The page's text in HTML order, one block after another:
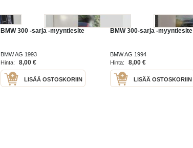
BMW 300 -sarja -myyntiesite
BMW AG 1993
Hinta:
8,00 €
LISÄÄ OSTOSKORIIN
BMW 300-sarja -myyntiesite
BMW AG 1994
Hinta:
8,00 €
LISÄÄ OSTOSKORIIN